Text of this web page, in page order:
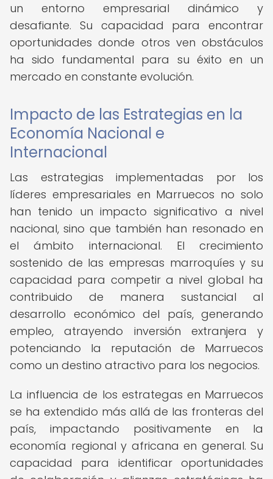
un entorno empresarial dinámico y
desafiante. Su capacidad para encontrar
oportunidades donde otros ven obstáculos
ha sido fundamental para su éxito en un
mercado en constante evolución.
Impacto de las Estrategias en la
Economía Nacional e
Internacional
Las estrategias implementadas por los
líderes empresariales en Marruecos no solo
han tenido un impacto significativo a nivel
nacional, sino que también han resonado en
el ámbito internacional. El crecimiento
sostenido de las empresas marroquíes y su
capacidad para competir a nivel global ha
contribuido de manera sustancial al
desarrollo económico del país, generando
empleo, atrayendo inversión extranjera y
potenciando la reputación de Marruecos
como un destino atractivo para los negocios.
La influencia de los estrategas en Marruecos
se ha extendido más allá de las fronteras del
país, impactando positivamente en la
economía regional y africana en general. Su
capacidad para identificar oportunidades